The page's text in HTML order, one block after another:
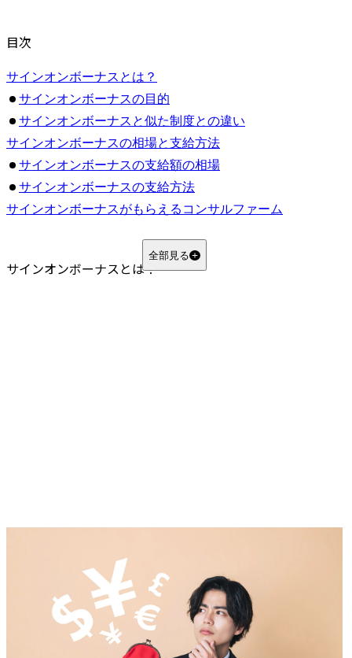
目次
サインオンボーナスとは？
サインオンボーナスの目的
サインオンボーナスと似た制度との違い
サインオンボーナスの相場と支給方法
サインオンボーナスの支給額の相場
サインオンボーナスの支給方法
サインオンボーナスがもらえるコンサルファーム
サインオンボーナス（入社祝い金）30万円を支給
税金額を確認する
返還条件の有無など契約内容をきちんと確認する
実際に返還を求めることは労働基準法違反になることも
秘密保持に気を付ける
サインオンボーナスに釣られて判断をしない
全部見る
サインオンボーナスとは？